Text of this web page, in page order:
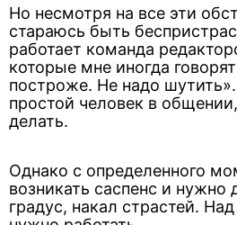
Но несмотря на все эти
стараюсь быть
работает команда
которые мне иногда
построже. Не надо
простой человек в
делать.
Однако с определенного
возникать саспенс и
градус, накал страстей.